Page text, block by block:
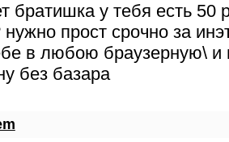
братишка у тебя есть 50
нужно прост срочно за
в любою браузерную\ и
без базара